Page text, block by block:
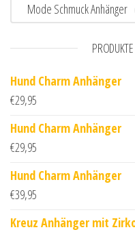
Mode Schmuck Anhänger
PRODUKTE
Hund Charm Anhänger
€29,95
Hund Charm Anhänger
€29,95
Hund Charm Anhänger
€39,95
Kreuz Anhänger mit